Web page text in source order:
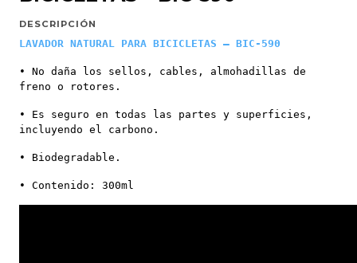
DESCRIPCIÓN
LAVADOR NATURAL PARA BICICLETAS – BIC-590
• No daña los sellos, cables, almohadillas de
freno o rotores.
• Es seguro en todas las partes y superficies,
incluyendo el carbono.
• Biodegradable.
• Contenido: 300ml